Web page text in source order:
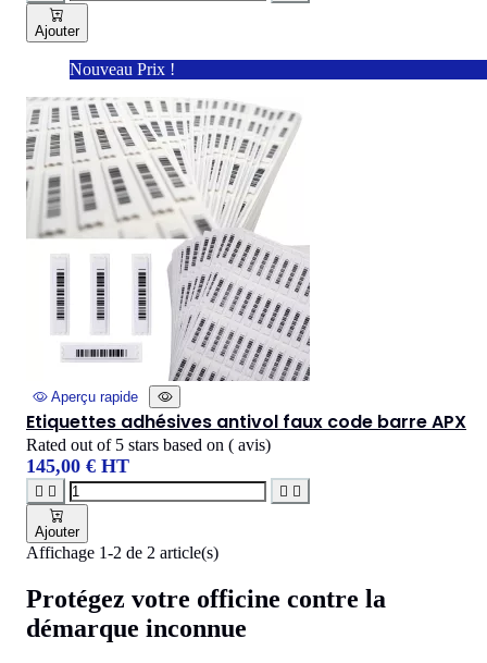
Ajouter
Nouveau Prix !
Aperçu rapide
Etiquettes adhésives antivol faux code barre APX
Rated out of 5 stars based on ( avis)
145,00 € HT
   
Ajouter
Affichage 1-2 de 2 article(s)
Protégez votre officine contre la
démarque inconnue